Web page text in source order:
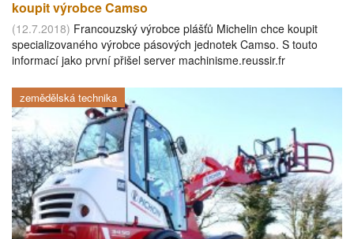
koupit výrobce Camso
(12.7.2018) Francouzský výrobce plášťů Michelin chce koupit
specializovaného výrobce pásových jednotek Camso. S touto
informací jako první přišel server machinisme.reussir.fr
zemědělská technika